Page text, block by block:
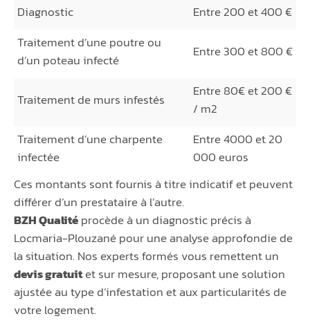
Diagnostic
Entre 200 et 400 €
Traitement d’une poutre ou
d’un poteau infecté
Entre 300 et 800 €
Traitement de murs infestés
Entre 80€ et 200 €
/ m2
Traitement d’une charpente
infectée
Entre 4000 et 20
000 euros
Ces montants sont fournis à titre indicatif et peuvent
différer d’un prestataire à l’autre.
BZH Qualitéprocède à un diagnostic précis à
Locmaria-Plouzané pour une analyse approfondie de
la situation. Nos experts formés vous remettent un
devis gratuitet sur mesure, proposant une solution
ajustée au type d’infestation et aux particularités de
votre logement.